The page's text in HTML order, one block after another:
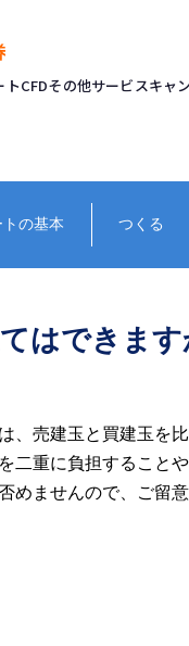
トCFDその他サービスキャ
トの基本 つくる
てはできます
、売建玉と買建玉を
二重に負担すること
めませんので、ご留意